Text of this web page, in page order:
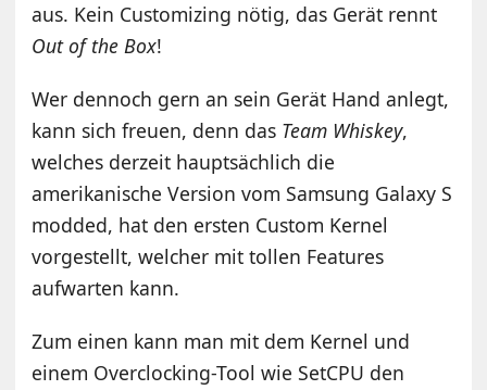
aus. Kein Customizing nötig, das Gerät rennt
Out of the Box!
Wer dennoch gern an sein Gerät Hand anlegt,
kann sich freuen, denn das Team Whiskey,
welches derzeit hauptsächlich die
amerikanische Version vom Samsung Galaxy S
modded, hat den ersten Custom Kernel
vorgestellt, welcher mit tollen Features
aufwarten kann.
Zum einen kann man mit dem Kernel und
einem Overclocking-Tool wie SetCPU den